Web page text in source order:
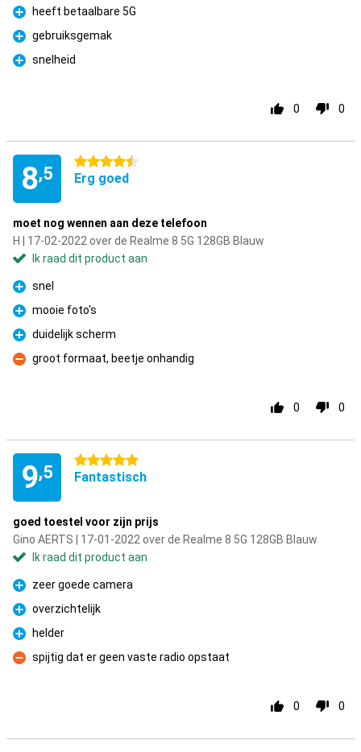
Pluspunt
heeft betaalbare 5G
Pluspunt
gebruiksgemak
Pluspunt
snelheid
0 0
8,5
4.5 sterren
Erg goed
moet nog wennen aan deze telefoon
H | 17-02-2022 over de Realme 8 5G 128GB Blauw
Ik raad dit product aan
Pluspunt
snel
Pluspunt
mooie foto's
Pluspunt
duidelijk scherm
Minpunt
groot formaat, beetje onhandig
0 0
9,5
5 sterren
Fantastisch
goed toestel voor zijn prijs
Gino AERTS | 17-01-2022 over de Realme 8 5G 128GB Blauw
Ik raad dit product aan
Pluspunt
zeer goede camera
Pluspunt
overzichtelijk
Pluspunt
helder
Minpunt
spijtig dat er geen vaste radio opstaat
0 0